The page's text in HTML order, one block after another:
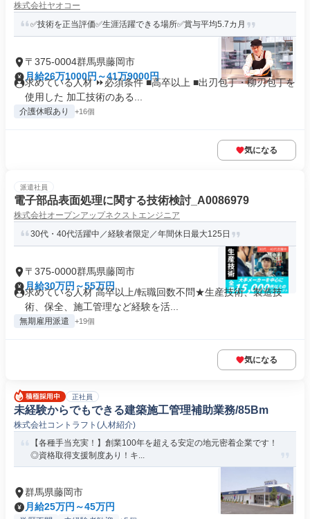
株式会社ヤオコー
✅技術を正当評価✅生涯活躍できる場所✅賞与平均5.7カ月
〒375-0004群馬県藤岡市
月給26万1000円～41万9000円
求めている人材 ⏩必須条件 ■高卒以上 ■出刃包丁・柳刃包丁を
使用した 加工技術のある...
介護休暇あり +16個
気になる
派遣社員
電子部品表面処理に関する技術検討_A0086979
株式会社オープンアップネクストエンジニア
30代・40代活躍中／経験者限定／年間休日最大125日
〒375-0000群馬県藤岡市
月給30万円～55万円
求めている人材 高卒以上/転職回数不問★生産技術、製造技
術、保全、施工管理など経験を活...
無期雇用派遣 +19個
気になる
正社員
未経験からでもできる建築施工管理補助業務/85Bm
株式会社コントラフト(人材紹介)
【各種手当充実！】創業100年を超える安定の地元密着企業です！
◎資格取得支援制度あり！キ...
群馬県藤岡市
月給25万円～45万円